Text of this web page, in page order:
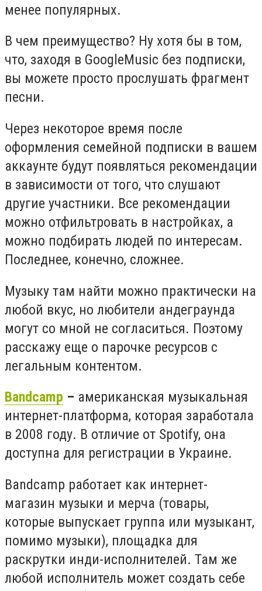
менее популярных.
В чем преимущество? Ну хотя бы в том,
что, заходя в GoogleMusic без подписки,
вы можете просто прослушать фрагмент
песни.
Через некоторое время после
оформления семейной подписки в вашем
аккаунте будут появляться рекомендации
в зависимости от того, что слушают
другие участники. Все рекомендации
можно отфильтровать в настройках, а
можно подбирать людей по интересам.
Последнее, конечно, сложнее.
Музыку там найти можно практически на
любой вкус, но любители андеграунда
могут со мной не согласиться. Поэтому
расскажу еще о парочке ресурсов с
легальным контентом.
Bandcamp – американская музыкальная
интернет-платформа, которая заработала
в 2008 году. В отличие от Spotify, она
доступна для регистрации в Украине.
Bandcamp работает как интернет-
магазин музыки и мерча (товары,
которые выпускает группа или музыкант,
помимо музыки), площадка для
раскрутки инди-исполнителей. Там же
любой исполнитель может создать себе